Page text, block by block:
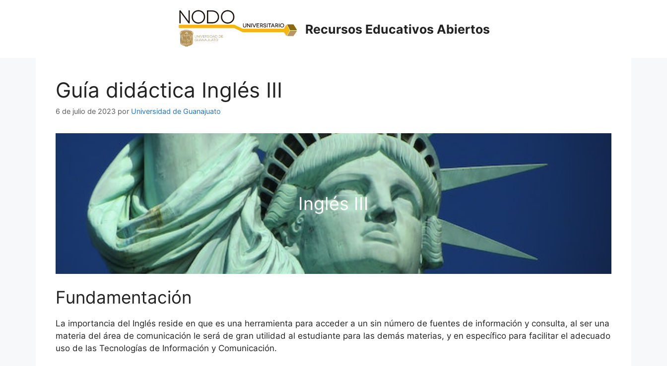
Recursos Educativos Abiertos
Guía didáctica Inglés III
6 de julio de 2023 por Universidad de Guanajuato
Inglés III
Fundamentación
La importancia del Inglés reside en que es una herramienta para acceder a un sin número de fuentes de información y consulta, al ser una
materia del área de comunicación le será de gran utilidad al estudiante para las demás materias, y en específico para facilitar el adecuado
uso de las Tecnologías de Información y Comunicación.